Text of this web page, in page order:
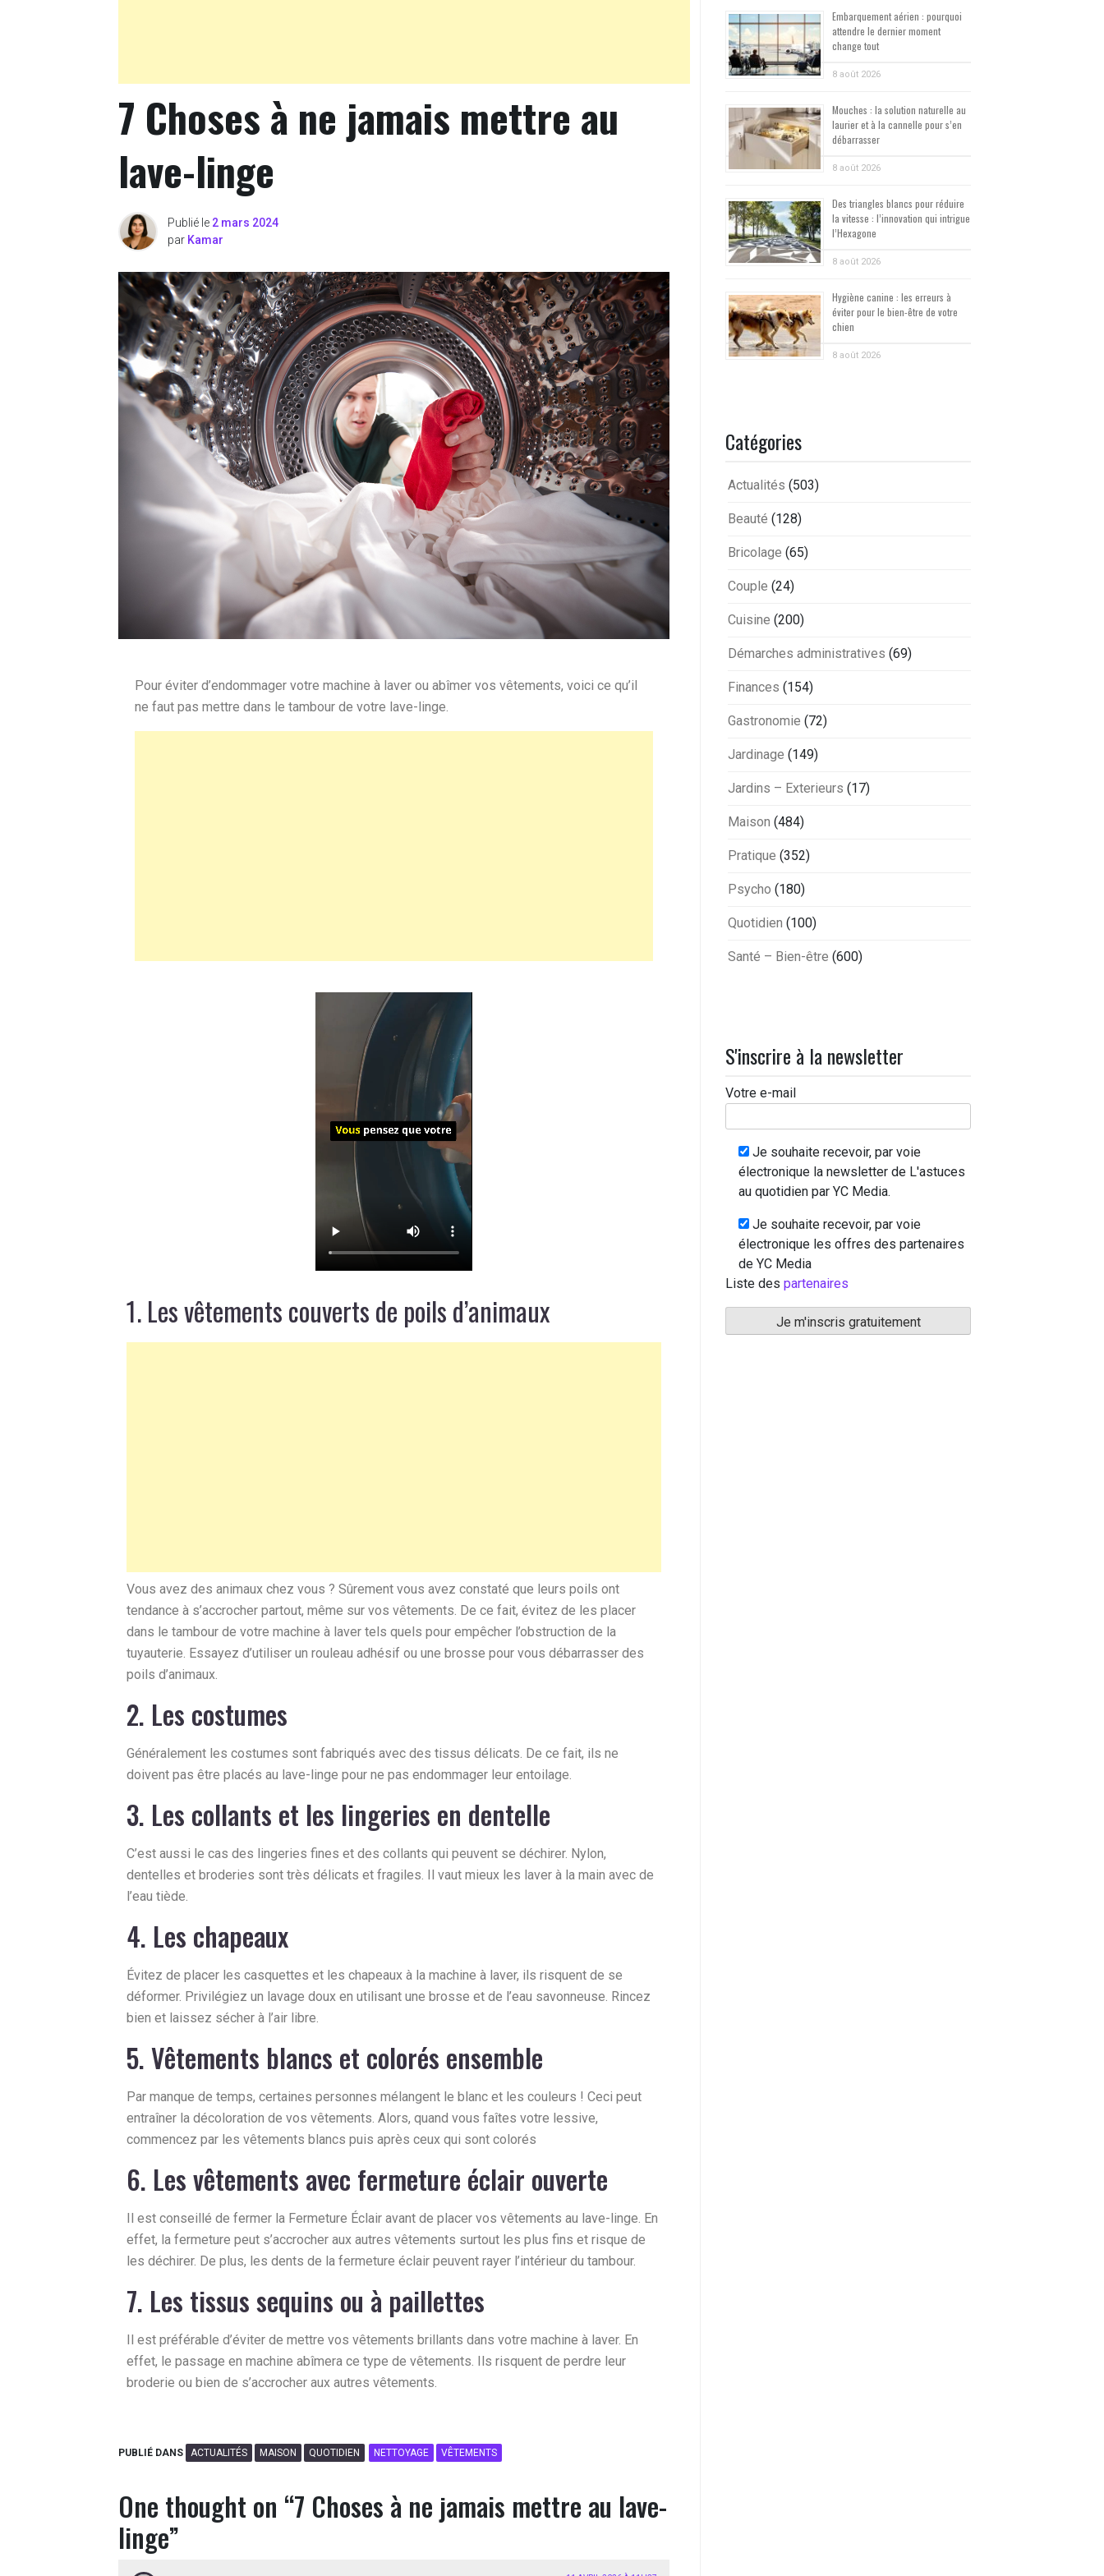
7 Choses à ne jamais mettre au
lave-linge
Publié le 2 mars 2024
par Kamar
Pour éviter d’endommager votre machine à laver ou abîmer vos vêtements, voici ce qu’il
ne faut pas mettre dans le tambour de votre lave-linge.
1. Les vêtements couverts de poils d’animaux
Vous avez des animaux chez vous ? Sûrement vous avez constaté que leurs poils ont
tendance à s’accrocher partout, même sur vos vêtements. De ce fait, évitez de les placer
dans le tambour de votre machine à laver tels quels pour empêcher l’obstruction de la
tuyauterie. Essayez d’utiliser un rouleau adhésif ou une brosse pour vous débarrasser des
poils d’animaux.
2. Les costumes
Généralement les costumes sont fabriqués avec des tissus délicats. De ce fait, ils ne
doivent pas être placés au lave-linge pour ne pas endommager leur entoilage.
3. Les collants et les lingeries en dentelle
C’est aussi le cas des lingeries fines et des collants qui peuvent se déchirer. Nylon,
dentelles et broderies sont très délicats et fragiles. Il vaut mieux les laver à la main avec de
l’eau tiède.
4. Les chapeaux
Évitez de placer les casquettes et les chapeaux à la machine à laver, ils risquent de se
déformer. Privilégiez un lavage doux en utilisant une brosse et de l’eau savonneuse. Rincez
bien et laissez sécher à l’air libre.
5. Vêtements blancs et colorés ensemble
Par manque de temps, certaines personnes mélangent le blanc et les couleurs ! Ceci peut
entraîner la décoloration de vos vêtements. Alors, quand vous faîtes votre lessive,
commencez par les vêtements blancs puis après ceux qui sont colorés
6. Les vêtements avec fermeture éclair ouverte
Il est conseillé de fermer la Fermeture Éclair avant de placer vos vêtements au lave-linge. En
effet, la fermeture peut s’accrocher aux autres vêtements surtout les plus fins et risque de
les déchirer. De plus, les dents de la fermeture éclair peuvent rayer l’intérieur du tambour.
7. Les tissus sequins ou à paillettes
Il est préférable d’éviter de mettre vos vêtements brillants dans votre machine à laver. En
effet, le passage en machine abîmera ce type de vêtements. Ils risquent de perdre leur
broderie ou bien de s’accrocher aux autres vêtements.
PUBLIÉ DANS ACTUALITÉS MAISON QUOTIDIEN NETTOYAGE VÊTEMENTS
One thought on “7 Choses à ne jamais mettre au lave-
linge”
Embarquement aérien : pourquoi
attendre le dernier moment
change tout
8 août 2026
Mouches : la solution naturelle au
laurier et à la cannelle pour s’en
débarrasser
8 août 2026
Des triangles blancs pour réduire
la vitesse : l’innovation qui intrigue
l’Hexagone
8 août 2026
Hygiène canine : les erreurs à
éviter pour le bien-être de votre
chien
8 août 2026
Catégories
Actualités (503)
Beauté (128)
Bricolage (65)
Couple (24)
Cuisine (200)
Démarches administratives (69)
Finances (154)
Gastronomie (72)
Jardinage (149)
Jardins – Exterieurs (17)
Maison (484)
Pratique (352)
Psycho (180)
Quotidien (100)
Santé – Bien-être (600)
S'inscrire à la newsletter
Votre e-mail
Je souhaite recevoir, par voie
électronique la newsletter de L'astuces
au quotidien par YC Media.
Je souhaite recevoir, par voie
électronique les offres des partenaires
de YC Media
Liste des partenaires